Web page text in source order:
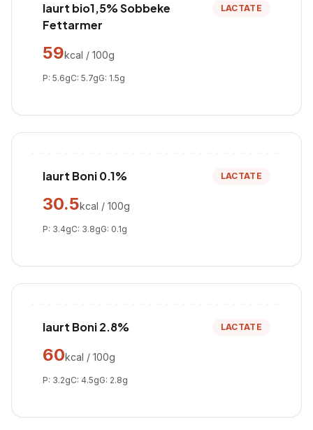
Iaurt bio1,5% Sobbeke
Fettarmer
LACTATE
59kcal / 100g
P: 5.6gC: 5.7gG: 1.5g
Iaurt Boni 0.1% LACTATE
30.5kcal / 100g
P: 3.4gC: 3.8gG: 0.1g
Iaurt Boni 2.8% LACTATE
60kcal / 100g
P: 3.2gC: 4.5gG: 2.8g